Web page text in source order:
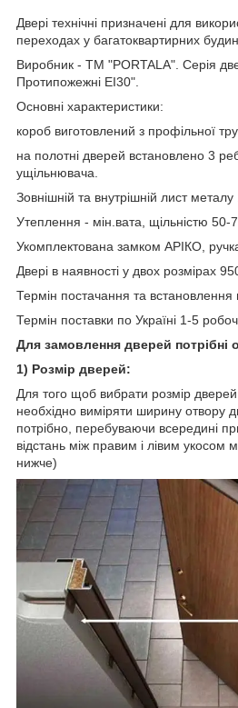
Двері технічні призначені для
переходах у багатоквартирних
Виробник - ТМ "PORTALA". Серія
Протипожежні ЕІ30".
Основні характеристики:
короб виготовлений з профільної
на полотні дверей встановлено 3
ущільнювача.
Зовнішній та внутрішній лист
Утеплення - мін.вата, щільністю 50-
Укомплектована замком АРІКО,
Двері в наявності у двох розмірах
Термін постачання та встановлення
Термін поставки по Україні 1-5
Для замовлення дверей потрібні
1) Розмір дверей:
Для того щоб вибрати розмір
необхідно виміряти ширину отвору
потрібно, перебуваючи всередині
відстань між правим і лівим укосом
нижче)